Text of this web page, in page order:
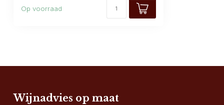
Op voorraad
Wijnadvies op maat